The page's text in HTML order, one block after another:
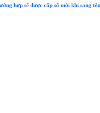
hợp sẽ được cấp sổ mới khi sang